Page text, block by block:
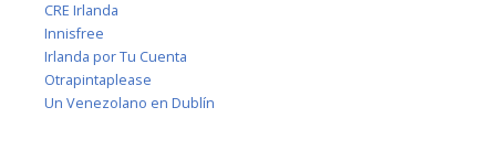
CRE Irlanda
Innisfree
Irlanda por Tu Cuenta
Otrapintaplease
Un Venezolano en Dublín